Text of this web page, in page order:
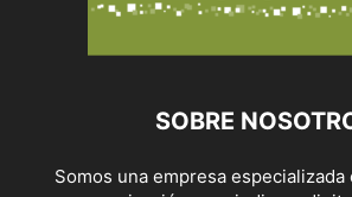
SOBRE
Somos una empresa